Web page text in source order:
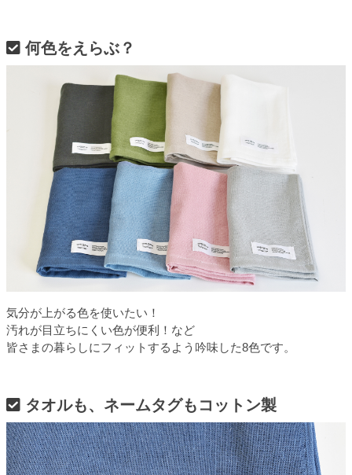
何色をえらぶ？
気分が上がる色を使いたい！
汚れが目立ちにくい色が便利！など
皆さまの暮らしにフィットするよう吟味した8色です。
タオルも、ネームタグもコットン製